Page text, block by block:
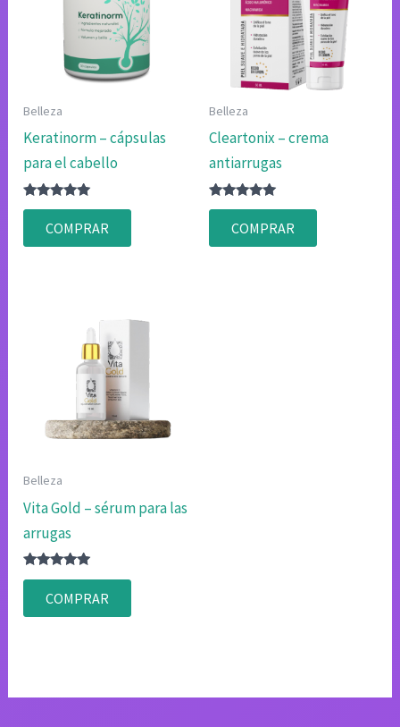
Belleza
Keratinorm – cápsulas
para el cabello
Valorado
4.80
de 5
COMPRAR
Belleza
Cleartonix – crema
antiarrugas
Valorado
4.83
de 5
COMPRAR
Belleza
Vita Gold – sérum para las
arrugas
Valorado
4.83
de 5
COMPRAR